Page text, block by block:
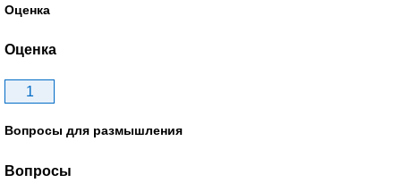
Оценка
Оценка
1
Вопросы для размышления
Вопросы